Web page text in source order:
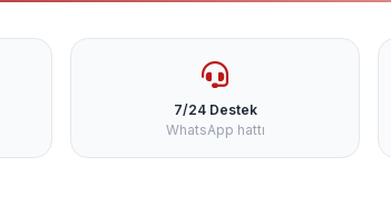
7/24 Destek
WhatsApp hattı